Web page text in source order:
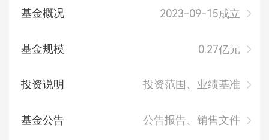
基金概况 2023-09-15成立
基金规模 0.27亿元
投资说明 投资范围、业绩基准
基金公告 公告报告、销售文件